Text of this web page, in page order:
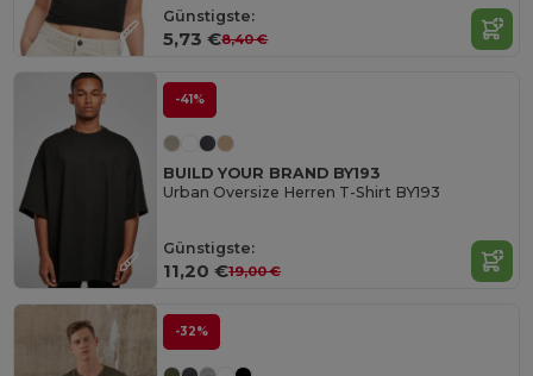
Günstigste:
5,73 €8,40 €
-41%
BUILD YOUR BRAND BY193
Urban Oversize Herren T-Shirt BY193
Günstigste:
11,20 €19,00 €
-32%